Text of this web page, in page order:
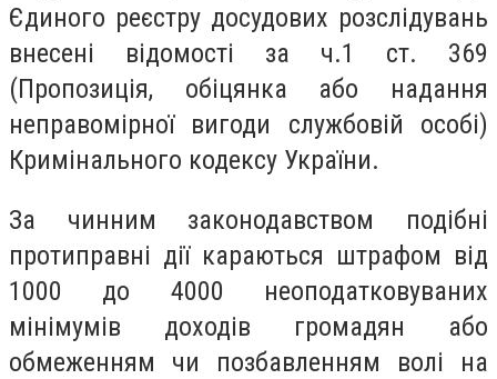
Єдиного реєстру досудових розслідувань
внесені відомості за ч.1 ст. 369
(Пропозиція, обіцянка або надання
неправомірної вигоди службовій особі)
Кримінального кодексу України.
За чинним законодавством подібні
протиправні дії караються штрафом від
1000 до 4000 неоподатковуваних
мінімумів доходів громадян або
обмеженням чи позбавленням волі на